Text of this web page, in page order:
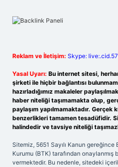
Reklam ve İletişim: Skype:
Yasal Uyarı: Bu internet sitesi,
şirketi ile hiçbir bağlantısı
hazırladığımız makaleler
haber niteliği taşımamakta olup,
paylaşım yapılmamaktadır. Gerçek
benzerlikleri tamamen tesadüfidir.
halindedir ve tavsiye niteliği
Sitemiz, 5651 Sayılı Kanun
Kurumu (BTK) tarafından onaylanmış
vermektedir. Bu nedenle, sitedeki